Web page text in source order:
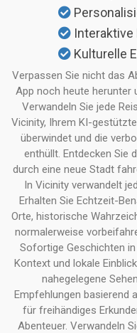
Interaktive
Kulturelle
Verpassen Sie nicht das
App noch heute herunter
Verwandeln Sie jede
Vicinity, Ihrem KI-
überwindet und die
enthüllt. Entdecken Sie
durch eine neue Stadt
In Vicinity verwandelt
Erhalten Sie Echtzeit-
Orte, historische
normalerweise
Sofortige Geschichten
Kontext und lokale
nahegelegene
Empfehlungen basierend
für freihändiges
Abenteuer. Verwandeln